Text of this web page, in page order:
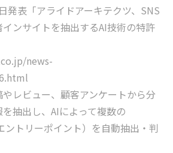
表「アライドアーキテクツ、SNS
ンサイトを抽出するAI技術の特許
news-
レビュー、顧客アンケートから分
抽出し、AIによって複数の
ントリーポイント）を自動抽出・判